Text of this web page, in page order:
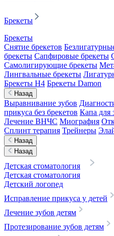
Брекеты
Брекеты
Снятие брекетов
брекеты Сапфировые брекеты
Самолигирующие брекеты
Лингвальные брекеты
Брекеты H4 Брекеты Damon
Назад
Выравнивание зубов
прикуса без брекетов Капа для
Лечение ВНЧС Миография
Сплинт терапия Трейнеры
Назад
Назад
Детская стоматология
Детская стоматология
Детский логопед
Исправление прикуса у детей
Лечение зубов детям
Протезирование зубов детям